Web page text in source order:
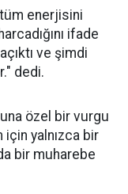
enerjisini
ifade
ve şimdi
dedi.
özel bir vurgu
için yalnızca bir
bir muharebe